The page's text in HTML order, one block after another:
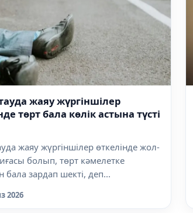
жаяу жүргіншілер
төрт бала көлік астына түсті
жаяу жүргіншілер өткелінде жол-
болып, төрт кәмелетке
бала зардап шекті, деп...
2026